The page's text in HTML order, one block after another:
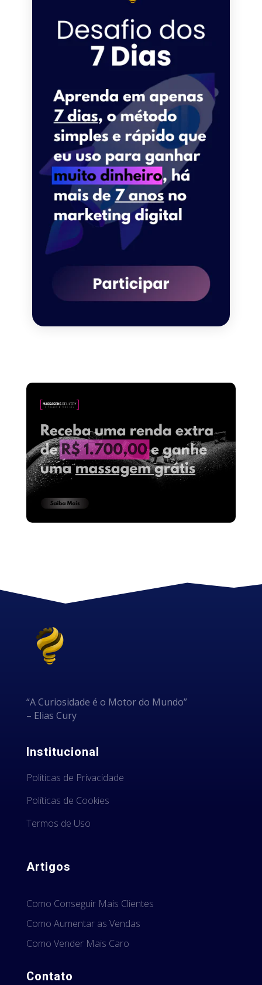
“A Curiosidade é o Motor do Mundo”
– Elias Cury
Institucional
Politicas de Privacidade
Políticas de Cookies
Termos de Uso
Artigos
Como Conseguir Mais Clientes
Como Aumentar as Vendas
Como Vender Mais Caro
Contato